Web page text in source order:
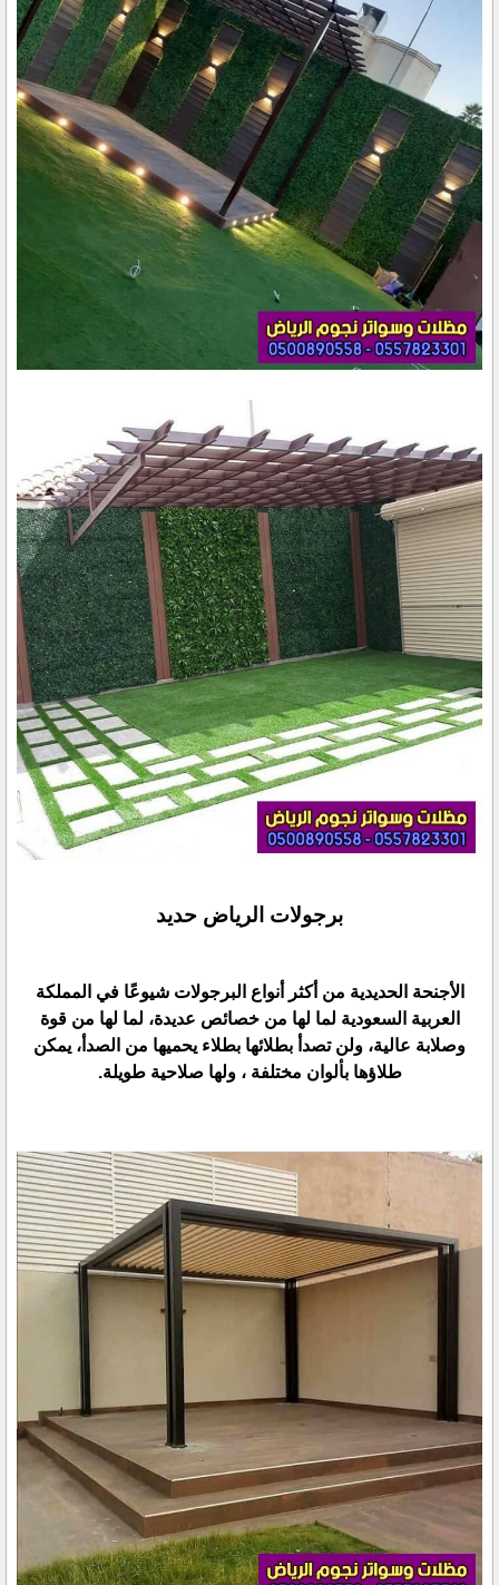
برجولات الرياض حديد
الأجنحة الحديدية من أكثر أنواع البرجولات شيوعًا في المملكة
العربية السعودية لما لها من خصائص عديدة، لما لها من قوة
وصلابة عالية، ولن تصدأ بطلائها بطلاء يحميها من الصدأ، يمكن
طلاؤها بألوان مختلفة ، ولها صلاحية طويلة.